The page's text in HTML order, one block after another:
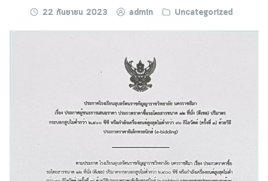
22 กันยายน 2023 admin Uncategorized